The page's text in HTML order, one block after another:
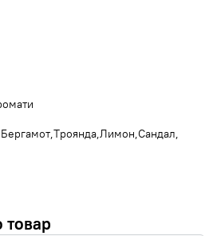
Бергамот Троянда Лимон Сандал
товар